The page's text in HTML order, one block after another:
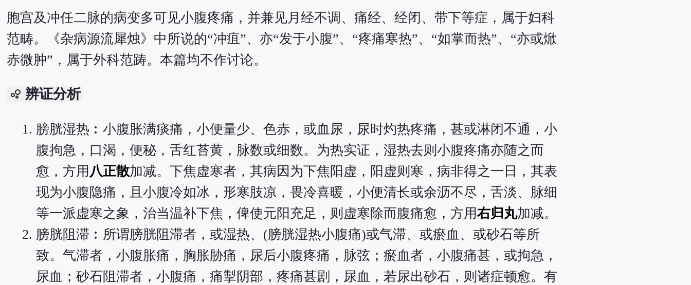
胞宫及冲任二脉的病变多可见小腹疼痛，并兼见月经不调、痛经、经闭、带下等症，属于妇科
范畴。《杂病源流犀烛》中所说的“冲疽”、亦“发于小腹”、“疼痛寒热”、“如掌而热”、“亦或焮
赤微肿”，属于外科范踌。本篇均不作讨论。
bubble_chart 辨证分析
膀胱湿热︰小腹胀满痰痛，小便量少、色赤，或血尿，尿时灼热疼痛，甚或淋闭不通，小
腹拘急，口渴，便秘，舌红苔黄，脉数或细数。为热实证，湿热去则小腹疼痛亦随之而
愈，方用 八正散加减。下焦虚寒者，其病因为下焦阳虚，阳虚则寒，病非得之一日，其表
现为小腹隐痛，且小腹冷如冰，形寒肢凉，畏冷喜暖，小便清长或余沥不尽，舌淡、脉细
等一派虚寒之象，治当温补下焦，俾使元阳充足，则虚寒除而腹痛愈，方用右归丸加减。
膀胱阻滞︰所谓膀胱阻滞者，或湿热、(膀胱湿热小腹痛)或气滞、或瘀血、或砂石等所
致。气滞者，小腹胀痛，胸胀胁痛，尿后小腹疼痛，脉弦；瘀血者，小腹痛甚，或拘急，
尿血；砂石阻滞者，小腹痛，痛掣阴部，疼痛甚剧，尿血，若尿出砂石，则诸症顿愈。有